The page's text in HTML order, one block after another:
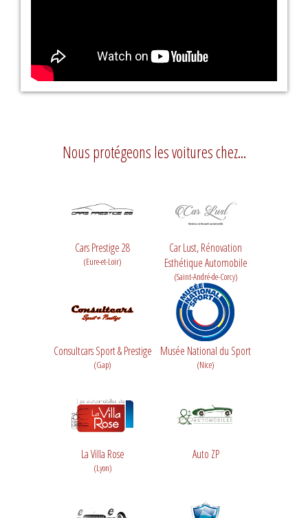
Nous protégeons les voitures chez...
Cars Prestige 28
(Eure-et-Loir)
Car Lust, Rénovation
Esthétique Automobile
(Saint-André-de-Corcy)
Consultcars Sport & Prestige
(Gap)
Musée National du Sport
(Nice)
La Villa Rose
(Lyon)
Auto ZP